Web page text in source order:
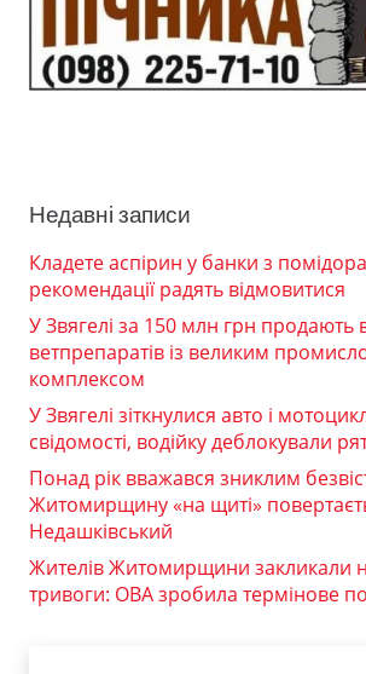
Недавні записи
Кладете аспірин у банки з
рекомендації радять відмовитися
У Звягелі за 150 млн грн продають
ветпрепаратів із великим
комплексом
У Звягелі зіткнулися авто і
свідомості, водійку деблокували
Понад рік вважався зниклим
Житомирщину «на щиті»
Недашківський
Жителів Житомирщини закликали
тривоги: ОВА зробила термінове